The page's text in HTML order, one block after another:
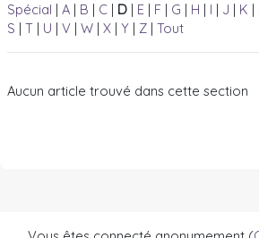
Spécial | A | B | C | D | E | F | G | H | I | J | K |
S | T | U | V | W | X | Y | Z | Tout
Aucun article trouvé dans cette section